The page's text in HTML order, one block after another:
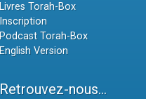
Livres Torah-Box
Inscription
Podcast Torah-Box
English Version
Retrouvez-nous...